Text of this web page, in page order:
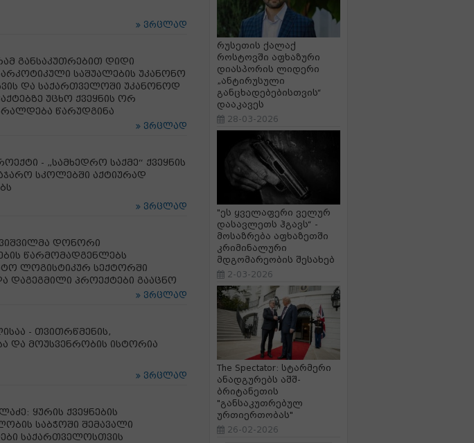
ვრცლად
განსაკუთრებით დიდი
საშუალების უკანონო
და საქართველოში უკანონოდ
უცხო ქვეყნის ორ
წარუდგინა
ვრცლად
- „სამხედრო საქმე“ ქვეყნის
სკოლებში აქტიურად
ვრცლად
დონორი
წარმომადგენლებს
ლოგისტიკურ სექტორში
დაგეგმილი პროექტები გააცნო
ვრცლად
- თვითრწმენის,
და მოუსვენრობის ისტორია
ვრცლად
ყურის ქვეყნების
საბჭოში შემავალი
საქართველოსთვის
რუსეთის ქალაქ
როსტოვში აფხაზური
დიასპორის ლიდერი
„ანტირუსული
განცხადებებისთვის“
დააკავეს
28-03-2026
"ეს ყველაფერი ველურ
დასავლეთს ჰგავს“ -
მოსაზრება აფხაზეთში
კრიმინალური
მდგომარეობის შესახებ
2-03-2026
The Spectator: სტარმერი
ანადგურებს აშშ-
ბრიტანეთის
"განსაკუთრებულ
ურთიერთობას"
26-02-2026